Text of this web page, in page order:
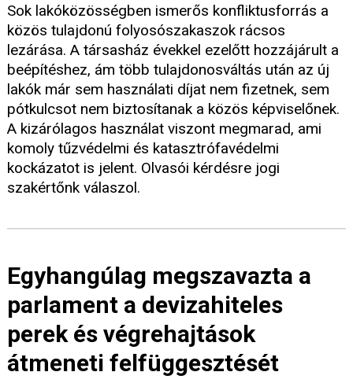
Sok lakóközösségben ismerős konfliktusforrás a
közös tulajdonú folyosószakaszok rácsos
lezárása. A társasház évekkel ezelőtt hozzájárult a
beépítéshez, ám több tulajdonosváltás után az új
lakók már sem használati díjat nem fizetnek, sem
pótkulcsot nem biztosítanak a közös képviselőnek.
A kizárólagos használat viszont megmarad, ami
komoly tűzvédelmi és katasztrófavédelmi
kockázatot is jelent. Olvasói kérdésre jogi
szakértőnk válaszol.
Egyhangúlag megszavazta a
parlament a devizahiteles
perek és végrehajtások
átmeneti felfüggesztését